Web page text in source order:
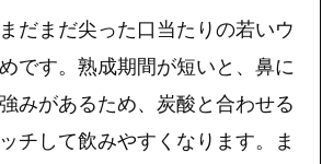
だまだ尖った口当たりの若いウ
です。熟成期間が短いと、鼻に
みがあるため、炭酸と合わせる
チして飲みやすくなります。ま